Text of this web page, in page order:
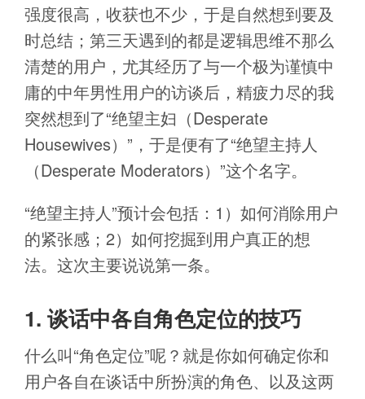
强度很高，收获也不少，于是自然想到要及
时总结；第三天遇到的都是逻辑思维不那么
清楚的用户，尤其经历了与一个极为谨慎中
庸的中年男性用户的访谈后，精疲力尽的我
突然想到了“绝望主妇（Desperate
Housewives）”，于是便有了“绝望主持人
（Desperate Moderators）”这个名字。
“绝望主持人”预计会包括：1）如何消除用户
的紧张感；2）如何挖掘到用户真正的想
法。这次主要说说第一条。
1. 谈话中各自角色定位的技巧
什么叫“角色定位”呢？就是你如何确定你和
用户各自在谈话中所扮演的角色、以及这两